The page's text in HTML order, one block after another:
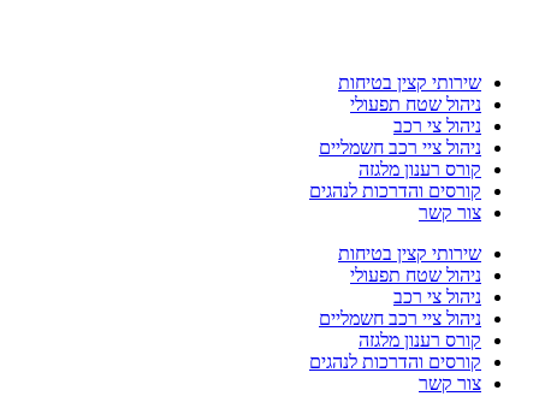
שירותי קצין בטיחות
ניהול שטח תפעולי
ניהול צי רכב
ניהול ציי רכב חשמליים
קורס רענון מלגזה
קורסים והדרכות לנהגים
צור קשר
שירותי קצין בטיחות
ניהול שטח תפעולי
ניהול צי רכב
ניהול ציי רכב חשמליים
קורס רענון מלגזה
קורסים והדרכות לנהגים
צור קשר